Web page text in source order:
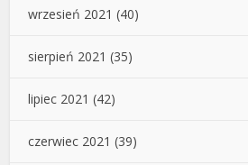
wrzesień 2021 (40)
sierpień 2021 (35)
lipiec 2021 (42)
czerwiec 2021 (39)